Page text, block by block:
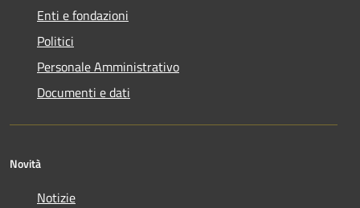
Enti e fondazioni
Politici
Personale Amministrativo
Documenti e dati
Novità
Notizie